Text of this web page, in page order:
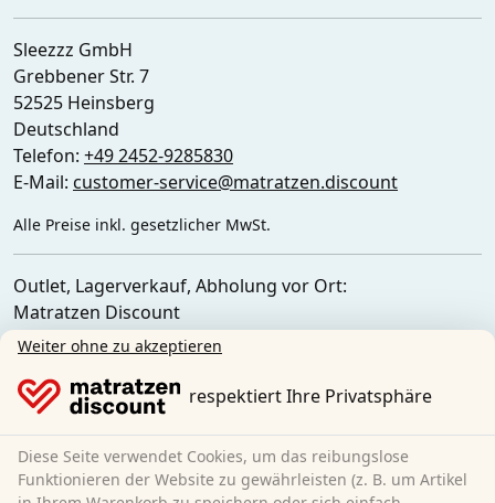
Sleezzz GmbH
Grebbener Str. 7
52525 Heinsberg
Deutschland
Telefon: +49 2452-9285830
E-Mail: customer-service@matratzen.discount
Alle Preise inkl. gesetzlicher MwSt.
Outlet, Lagerverkauf, Abholung vor Ort:
Matratzen Discount
Ferdinand-Porsche-Str. 4
Deutschland
Weiter ohne zu akzeptieren
respektiert Ihre Privatsphäre
Diese Seite verwendet Cookies, um das reibungslose
Funktionieren der Website zu gewährleisten (z. B. um Artikel